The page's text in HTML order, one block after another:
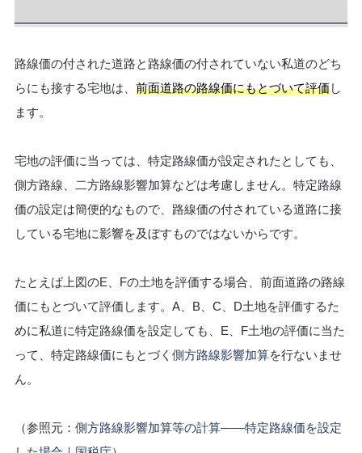
路線価の付された道路と路線価の付されていない私道のどち
らにも接する宅地は、 前面道路の路線価にもとづいて評価し
ます。
宅地の評価に当っては、特定路線価が設定されたとしても、
側方路線、二方路線影響加算などは考慮しません。特定路線
価の設定は簡便的なもので、路線価の付されている道路に接
している宅地に影響を及ぼすものではないからです。
たとえば上図のE、Fの土地を評価する場合、前面道路の路線
価にもとづいて評価します。A、B、C、D土地を評価するた
めに私道に特定路線価を設定しても、E、F土地の評価に当た
って、特定路線価にもとづく 側方路線影響加算を行ないませ
ん。
（参照元： 側方路線影響加算等の計算――特定路線価を設定